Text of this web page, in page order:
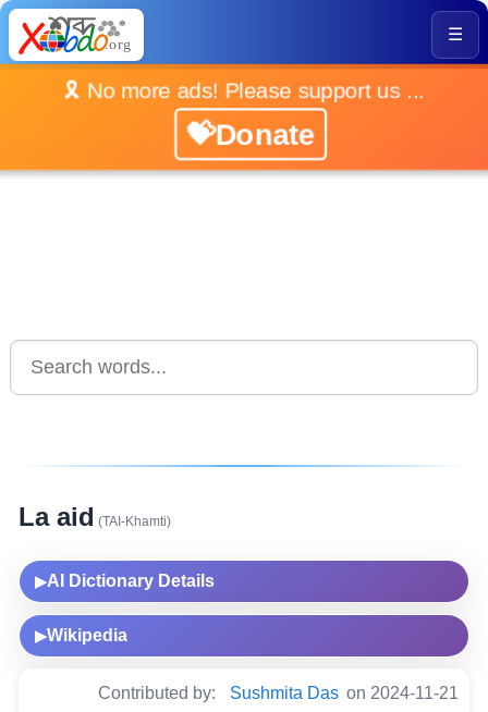
☰
🎗️ No more ads! Please support us ...
💝Donate
La aid (TAI-Khamti)
▶AI Dictionary Details
▶Wikipedia
Contributed by: Sushmita Das on 2024-11-21